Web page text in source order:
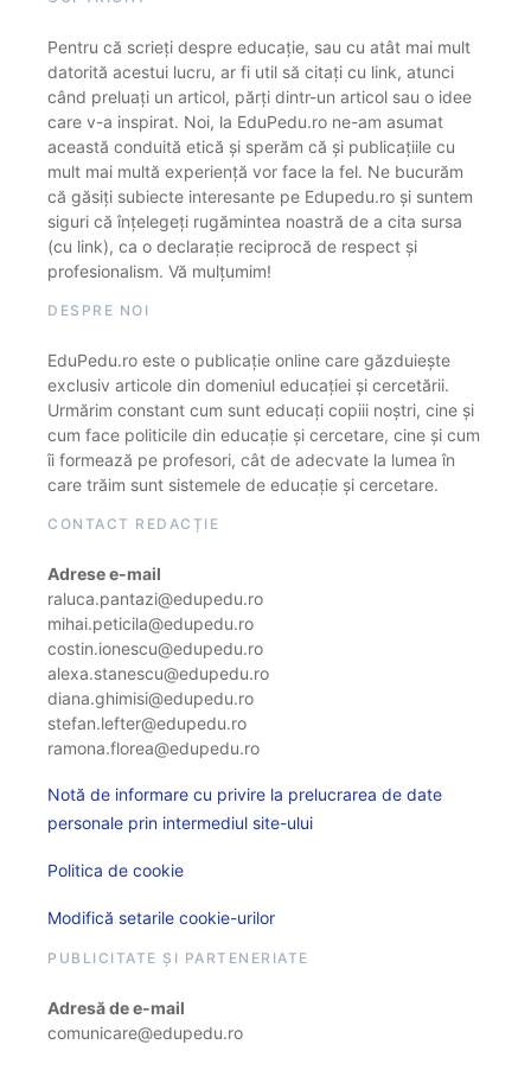
Pentru că scrieți despre educație, sau cu atât mai mult
datorită acestui lucru, ar fi util să citați cu link, atunci
când preluați un articol, părți dintr-un articol sau o idee
care v-a inspirat. Noi, la EduPedu.ro ne-am asumat
această conduită etică și sperăm că și publicațiile cu
mult mai multă experiență vor face la fel. Ne bucurăm
că găsiți subiecte interesante pe Edupedu.ro și suntem
siguri că înțelegeți rugămintea noastră de a cita sursa
(cu link), ca o declarație reciprocă de respect și
profesionalism. Vă mulțumim!
DESPRE NOI
EduPedu.ro este o publicație online care găzduiește
exclusiv articole din domeniul educației și cercetării.
Urmărim constant cum sunt educați copiii noștri, cine și
cum face politicile din educație și cercetare, cine și cum
îi formează pe profesori, cât de adecvate la lumea în
care trăim sunt sistemele de educație și cercetare.
CONTACT REDACȚIE
Adrese e-mail
raluca.pantazi@edupedu.ro
mihai.peticila@edupedu.ro
costin.ionescu@edupedu.ro
alexa.stanescu@edupedu.ro
diana.ghimisi@edupedu.ro
stefan.lefter@edupedu.ro
ramona.florea@edupedu.ro
Notă de informare cu privire la prelucrarea de date
personale prin intermediul site-ului
Politica de cookie
Modifică setarile cookie-urilor
PUBLICITATE ȘI PARTENERIATE
Adresă de e-mail
comunicare@edupedu.ro